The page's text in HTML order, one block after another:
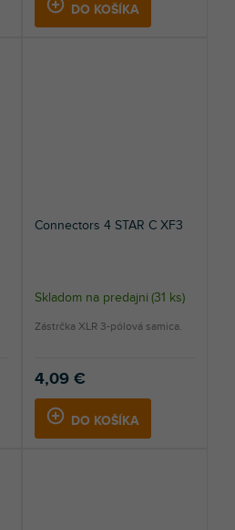
DO KOŠÍKA
Connectors 4 STAR C XF3
Skladom na predajni (31 ks)
4,09 €
DO KOŠÍKA
Zástrčka XLR 3-pólová samica.